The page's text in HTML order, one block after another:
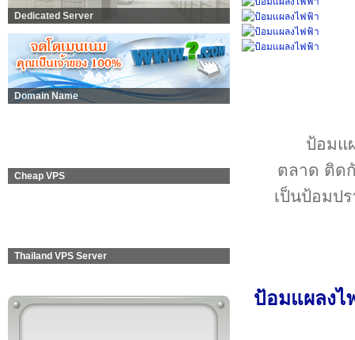
Dedicated Server
Domain Name
Cheap VPS
Thailand VPS Server
ป้อมแ
ตลาด ติด
เป็นป้อมป
ป้อมแผลง